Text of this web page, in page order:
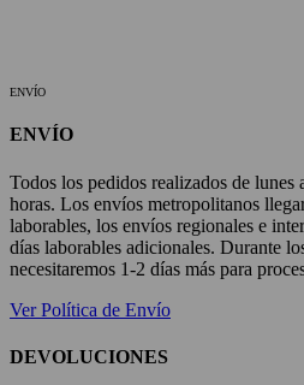
ENVÍO
ENVÍO
Todos los pedidos realizados de lunes
horas. Los envíos metropolitanos
laborables, los envíos regionales e
días laborables adicionales. Durante
necesitaremos 1-2 días más para
Ver Política de Envío
DEVOLUCIONES